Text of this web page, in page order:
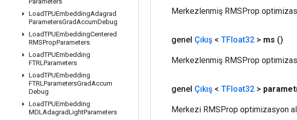
LoadTPUEmbeddingAdagrad
ParametersGradAccumDebug
LoadTPUEmbeddingCentered
RMSPropParameters
LoadTPUEmbedding
FTRLParameters
LoadTPUEmbedding
FTRLParametersGradAccum
Debug
LoadTPUEmbedding
MDLAdagradLightParameters
Merkezlenmiş RMSProp
genel Çıkış < TFloat32 > ms ()
Merkezlenmiş RMSProp
genel Çıkış < TFloat32 >
Merkezi RMSProp optimizasyon